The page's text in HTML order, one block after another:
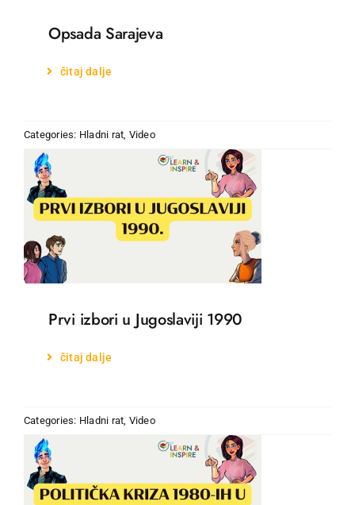
Opsada Sarajeva
čitaj dalje
Categories: Hladni rat, Video
Prvi izbori u Jugoslaviji 1990
čitaj dalje
Categories: Hladni rat, Video